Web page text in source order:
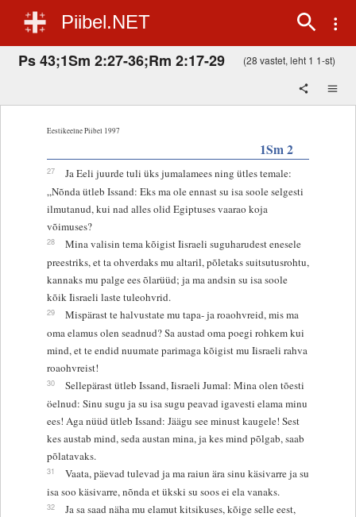
Piibel.NET
Ps 43;1Sm 2:27-36;Rm 2:17-29 (28 vastet, leht 1 1-st)
Eestikeelne Piibel 1997
1Sm 2
27
Ja Eeli juurde tuli üks jumalamees ning ütles temale:
„Nõnda ütleb Issand: Eks ma ole ennast su isa soole selgesti
ilmutanud, kui nad alles olid Egiptuses vaarao koja
võimuses?
28
Mina valisin tema kõigist Iisraeli suguharudest enesele
preestriks, et ta ohverdaks mu altaril, põletaks suitsutusrohtu,
kannaks mu palge ees õlarüüd; ja ma andsin su isa soole
kõik Iisraeli laste tuleohvrid.
29
Mispärast te halvustate mu tapa- ja roaohvreid, mis ma
oma elamus olen seadnud? Sa austad oma poegi rohkem kui
mind, et te endid nuumate parimaga kõigist mu Iisraeli rahva
roaohvreist!
30
Sellepärast ütleb Issand, Iisraeli Jumal: Mina olen tõesti
öelnud: Sinu sugu ja su isa sugu peavad igavesti elama minu
ees! Aga nüüd ütleb Issand: Jäägu see minust kaugele! Sest
kes austab mind, seda austan mina, ja kes mind põlgab, saab
põlatavaks.
31
Vaata, päevad tulevad ja ma raiun ära sinu käsivarre ja su
isa soo käsivarre, nõnda et ükski su soos ei ela vanaks.
32
Ja sa saad näha mu elamut kitsikuses, kõige selle eest,